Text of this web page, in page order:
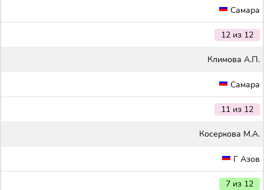
Самара
12 из 12
Климова А.П.
Самара
11 из 12
Косеркова М.А.
Г Азов
7 из 12